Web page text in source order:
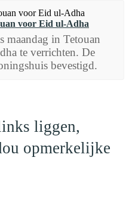
voor Eid ul-Adha
in Tetouan
te verrichten. De
bevestigd.
liggen,
opmerkelijke